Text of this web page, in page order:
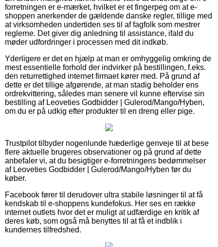
forretningen er e-mærket, hvilket er et fingerpeg om at e-
shoppen anerkender de gældende danske regler, tillige med
at virksomheden undertiden ses til af fagfolk som mestrer
reglerne. Det giver dig anledning til assistance, ifald du
møder udfordringer i processen med dit indkøb.
Yderligere er det en hjælp at man er omhyggelig omkring de
mest essentielle forhold der indvirker på bestillingen, f.eks.
den returrettighed internet firmaet kører med. På grund af
dette er det tillige afgørende, at man stadig beholder ens
ordrekvittering, således man senere vil kunne eftervise sin
bestilling af Leoveties Godbidder | Gulerod/Mango/Hyben,
om du er på udkig efter produkter til en dreng eller pige.
Trustpilot tilbyder nogenlunde hæderlige genveje til at bese
flere aktuelle brugeres observationer og på grund af dette
anbefaler vi, at du besigtiger e-forretningens bedømmelser
af Leoveties Godbidder | Gulerod/Mango/Hyben før du
køber.
Facebook fører til derudover ultra stabile løsninger til at få
kendskab til e-shoppens kundefokus. Her ses en række
internet outlets hvor det er muligt at udfærdige en kritik af
deres køb, som også må benyttes til at få et indblik i
kundernes tilfredshed.